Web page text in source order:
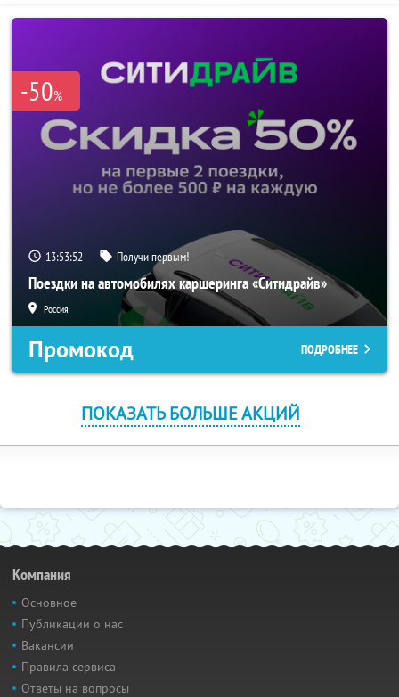
-50%
13:53:52 Получи первым!
Поездки на автомобилях каршеринга «Ситидрайв»
Россия
Промокод ПОДРОБНЕЕ
ПОКАЗАТЬ БОЛЬШЕ АКЦИЙ
Компания
Основное
Публикации о нас
Вакансии
Правила сервиса
Ответы на вопросы